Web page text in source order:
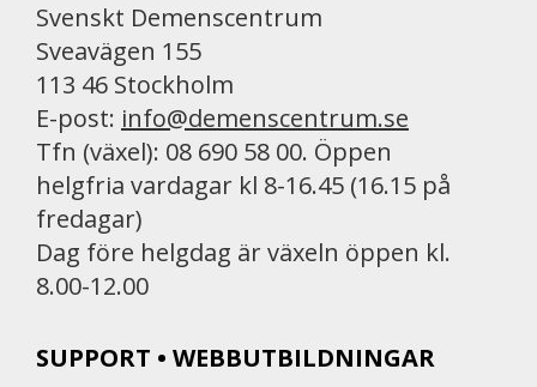
Svenskt Demenscentrum
Sveavägen 155
113 46 Stockholm
E-post: info@demenscentrum.se
Tfn (växel): 08 690 58 00. Öppen
helgfria vardagar kl 8-16.45 (16.15 på
fredagar)
Dag före helgdag är växeln öppen kl.
8.00-12.00
SUPPORT • WEBBUTBILDNINGAR